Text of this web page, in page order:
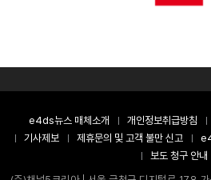
e4ds뉴스 매체소개 개인정보취급방침
기사제보
제휴문의 및 고객 불만 신고
보도 청구 안내